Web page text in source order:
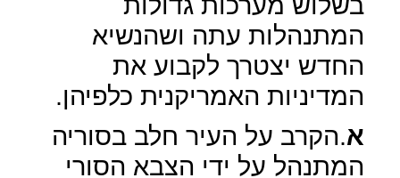
המתנהלות עתה ושהנשיא
החדש יצטרך לקבוע את
המדיניות האמריקנית כלפיהן.
א.הקרב על העיר חלב בסוריה
המתנהל על ידי הצבא הסורי